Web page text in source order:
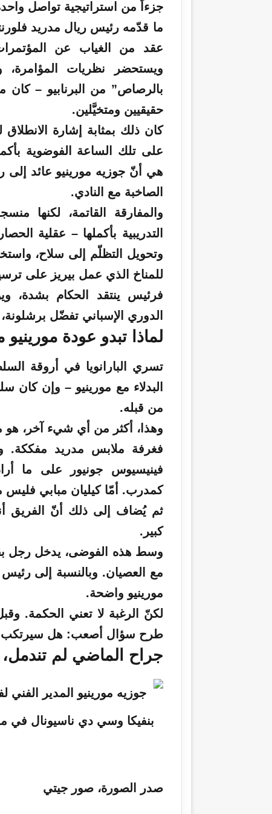
جزءاً من استراتيجية تواصل
ما قدّمه رئيس ريال مدريد
عقد من الغياب عن
ويستحضر نظريات
بالرصاص” من البرنابيو –
حقيقيين ومتخيَّلين.
كان ذلك بمثابة إشارة
على تلك الساعة الفوضوية
هي أنّ جوزيه مورينيو
الصاخبة مع
النادي.
والمفارقة القاتمة، لكنها
التدريبية بأكملها – عقلية
وتحويل التظلّم إلى سلاح،
للمناخ الذي عمل بيريز على
فرئيس ينتقد الحكام بشدة،
الدوري الإسباني تفضّل
لماذا تبدو عودة مورينيو
تسري البارانويا في أروقة
البدلاء مع مورينيو – وإن كان
من قبله.
وهذا، أكثر من أي شيء آخر، هو
فغرفة ملابس مدريد مفككة.
فينيسيوس جونيور على ما
كمدرب. أمّا كيليان مبابي فليس
ثم يُضاف إلى ذلك أنّ الفريق
كبير.
وسط هذه الفوضى، يدخل رجل
مع العصيان. وبالنسبة إلى
مورينيو واضحة.
لكنّ الرغبة لا تعني الحكمة.
طرح سؤال أصعب: هل سيرتكب
جراح الماضي لم تندمل،
صدر الصورة،صور جيتي